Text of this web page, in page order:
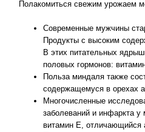
Полакомиться свежим урожаем
Современные мужчины
Продукты с высоким
В этих питательных
половых гормонов:
Польза миндаля также
содержащемуся в орехах
Многочисленные
заболеваний и инфаркта
витамин E, отличающийся